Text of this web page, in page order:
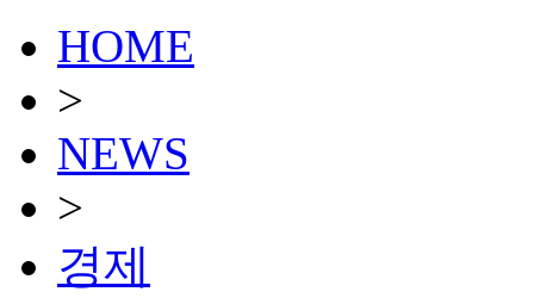
HOME
>
NEWS
>
경제